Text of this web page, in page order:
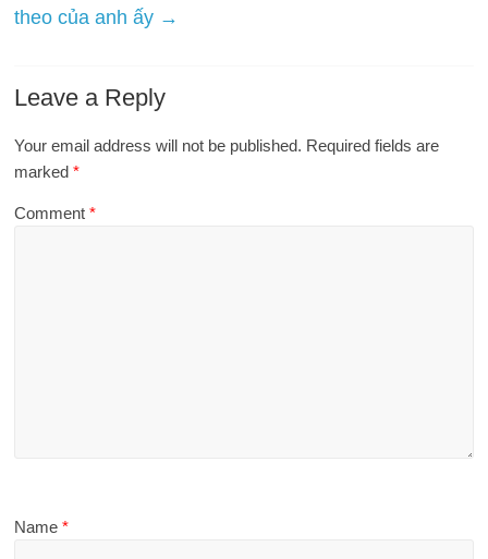
theo của anh ấy →
Leave a Reply
Your email address will not be published. Required fields are
marked*
Comment*
Name*